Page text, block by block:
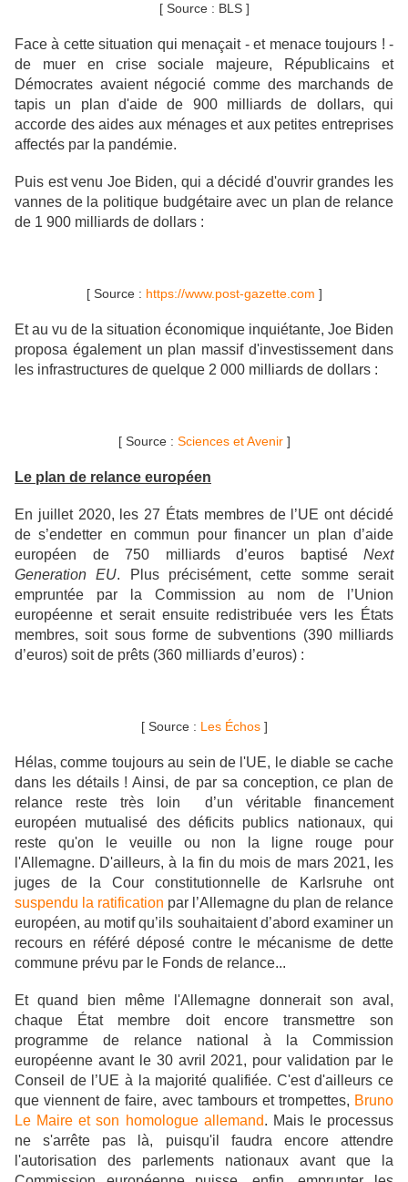
[ Source : BLS ]
Face à cette situation qui menaçait - et menace toujours ! -
de muer en crise sociale majeure, Républicains et
Démocrates avaient négocié comme des marchands de
tapis un plan d'aide de 900 milliards de dollars, qui
accorde des aides aux ménages et aux petites entreprises
affectés par la pandémie.
Puis est venu Joe Biden, qui a décidé d'ouvrir grandes les
vannes de la politique budgétaire avec un plan de relance
de 1 900 milliards de dollars :
[ Source : https://www.post-gazette.com ]
Et au vu de la situation économique inquiétante, Joe Biden
proposa également un plan massif d'investissement dans
les infrastructures de quelque 2 000 milliards de dollars :
[ Source : Sciences et Avenir]
Le plan de relance européen
En juillet 2020, les 27 États membres de l’UE ont décidé
de s’endetter en commun pour financer un plan d’aide
européen de 750 milliards d’euros baptisé Next
Generation EU. Plus précisément, cette somme serait
empruntée par la Commission au nom de l’Union
européenne et serait ensuite redistribuée vers les États
membres, soit sous forme de subventions (390 milliards
d’euros) soit de prêts (360 milliards d’euros) :
[ Source : Les Échos]
Hélas, comme toujours au sein de l'UE, le diable se cache
dans les détails ! Ainsi, de par sa conception, ce plan de
relance reste très loin d’un véritable financement
européen mutualisé des déficits publics nationaux, qui
reste qu'on le veuille ou non la ligne rouge pour
l'Allemagne. D'ailleurs, à la fin du mois de mars 2021, les
juges de la Cour constitutionnelle de Karlsruhe ont
suspendu la ratification par l’Allemagne du plan de relance
européen, au motif qu’ils souhaitaient d’abord examiner un
recours en référé déposé contre le mécanisme de dette
commune prévu par le Fonds de relance...
Et quand bien même l'Allemagne donnerait son aval,
chaque État membre doit encore transmettre son
programme de relance national à la Commission
européenne avant le 30 avril 2021, pour validation par le
Conseil de l’UE à la majorité qualifiée. C'est d'ailleurs ce
que viennent de faire, avec tambours et trompettes, Bruno
Le Maire et son homologue allemand. Mais le processus
ne s'arrête pas là, puisqu'il faudra encore attendre
l'autorisation des parlements nationaux avant que la